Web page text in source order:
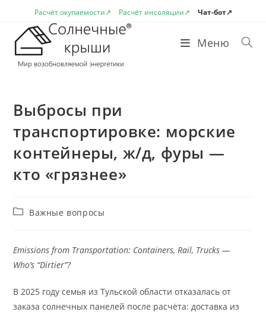
содержимому
Расчёт окупаемости↗ Расчёт инсоляции↗ Чат-бот↗
Меню
Выбросы при
транспортировке: морские
контейнеры, ж/д, фуры —
кто «грязнее»
РубрикаВажные вопросы
Emissions from Transportation: Containers, Rail, Trucks —
Who’s “Dirtier”?
В 2025 году семья из Тульской области отказалась от
заказа солнечных панелей после расчёта: доставка из